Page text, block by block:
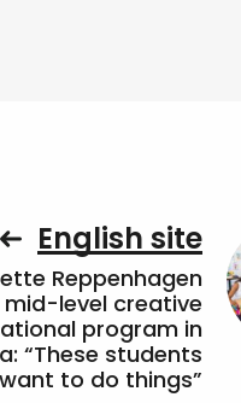
English site
Reppenhagen
level creative
program in
“These students
to do things”